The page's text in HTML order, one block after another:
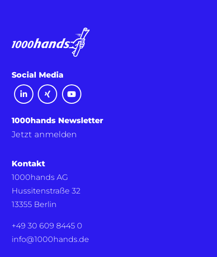
Social Media
1000hands Newsletter
Jetzt anmelden
Kontakt
1000hands AG
Hussitenstraße 32
13355 Berlin
+49 30 609 8445 0
info@1000hands.de